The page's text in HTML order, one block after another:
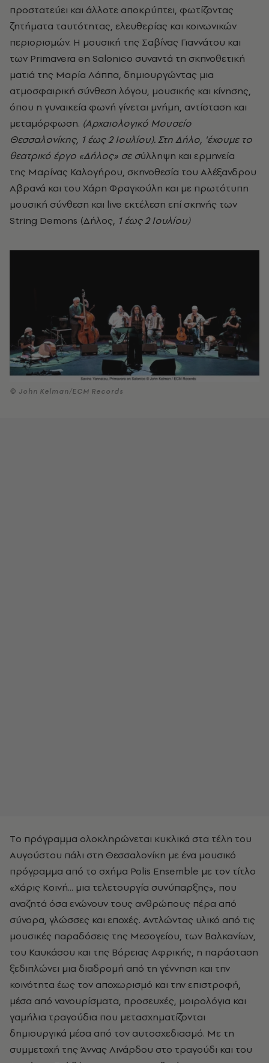
προστατεύει και άλλοτε αποκρύπτει, φωτίζοντας
ζητήματα ταυτότητας, ελευθερίας και κοινωνικών
περιορισμών. Η μουσική της Σαβίνας Γιαννάτου και
των Primavera en Salonico συναντά τη σκηνοθετική
ματιά της Μαρία Λάππα, δημιουργώντας μια
ατμοσφαιρική σύνθεση λόγου, μουσικής και κίνησης,
όπου η γυναικεία φωνή γίνεται μνήμη, αντίσταση και
μεταμόρφωση. (Αρχαιολογικό Μουσείο
Θεσσαλονίκης, 1 έως 2 Ιουλίου). Στη Δήλο, 'έχουμε το
θεατρικό έργο «Δήλος» σε σύλληψη και ερμηνεία
της Μαρίνας Καλογήρου, σκηνοθεσία του Αλέξανδρου
Αβρανά και του Χάρη Φραγκούλη και με πρωτότυπη
μουσική σύνθεση και live εκτέλεση επί σκηνής των
String Demons (Δήλος, 1 έως 2 Ιουλίου)
© John Kelman/ECM Records
Tο πρόγραμμα ολοκληρώνεται κυκλικά στα τέλη του
Αυγούστου πάλι στη Θεσσαλονίκη με ένα μουσικό
πρόγραμμα από το σχήμα Polis Ensemble με τον τίτλο
«Χάρις Κοινή... μια τελετουργία συνύπαρξης», που
αναζητά όσα ενώνουν τους ανθρώπους πέρα από
σύνορα, γλώσσες και εποχές. Αντλώντας υλικό από τις
μουσικές παραδόσεις της Μεσογείου, των Βαλκανίων,
του Καυκάσου και της Βόρειας Αφρικής, η παράσταση
ξεδιπλώνει μια διαδρομή από τη γέννηση και την
κοινότητα έως τον αποχωρισμό και την επιστροφή,
μέσα από νανουρίσματα, προσευχές, μοιρολόγια και
γαμήλια τραγούδια που μετασχηματίζονται
δημιουργικά μέσα από τον αυτοσχεδιασμό. Με τη
συμμετοχή της Άννας Λινάρδου στο τραγούδι και του